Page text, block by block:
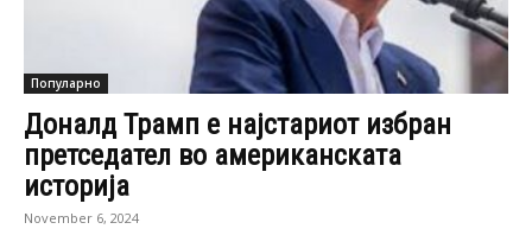
Популарно
Доналд Трамп е најстариот избран
претседател во американската
историја
November 6, 2024